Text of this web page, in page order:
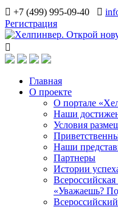
+7 (499) 995-09-40
Регистрация
Главная
О проекте
О портале
Наши
Условия
Наши
Партнеры
Истории
«Уважаешь?